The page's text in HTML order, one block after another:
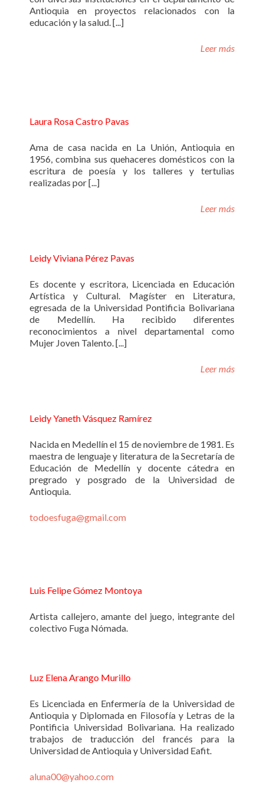
Antioquia en proyectos relacionados con la
educación y la salud. [...]
Leer más
Laura Rosa Castro Pavas
Ama de casa nacida en La Unión, Antioquia en
1956, combina sus quehaceres domésticos con la
escritura de poesía y los talleres y tertulias
realizadas por [...]
Leer más
Leidy Viviana Pérez Pavas
Es docente y escritora, Licenciada en Educación
Artística y Cultural. Magíster en Literatura,
egresada de la Universidad Pontificia Bolivariana
de Medellín. Ha recibido diferentes
reconocimientos a nivel departamental como
Mujer Joven Talento. [...]
Leer más
Leidy Yaneth Vásquez Ramírez
Nacida en Medellín el 15 de noviembre de 1981. Es
maestra de lenguaje y literatura de la Secretaría de
Educación de Medellín y docente cátedra en
pregrado y posgrado de la Universidad de
Antioquia.
todoesfuga@gmail.com
Luis Felipe Gómez Montoya
Artista callejero, amante del juego, integrante del
colectivo Fuga Nómada.
Luz Elena Arango Murillo
Es Licenciada en Enfermería de la Universidad de
Antioquia y Diplomada en Filosofía y Letras de la
Pontificia Universidad Bolivariana. Ha realizado
trabajos de traducción del francés para la
Universidad de Antioquia y Universidad Eafit.
aluna00@yahoo.com